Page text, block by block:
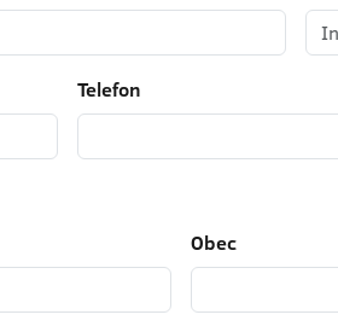
Telefon
Obec